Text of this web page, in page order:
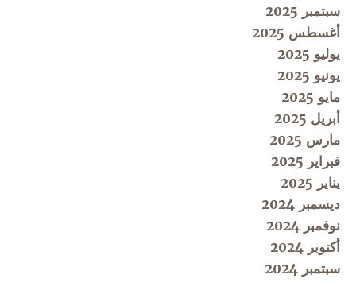
سبتمبر 2025
أغسطس 2025
يوليو 2025
يونيو 2025
مايو 2025
أبريل 2025
مارس 2025
فبراير 2025
يناير 2025
ديسمبر 2024
نوفمبر 2024
أكتوبر 2024
سبتمبر 2024